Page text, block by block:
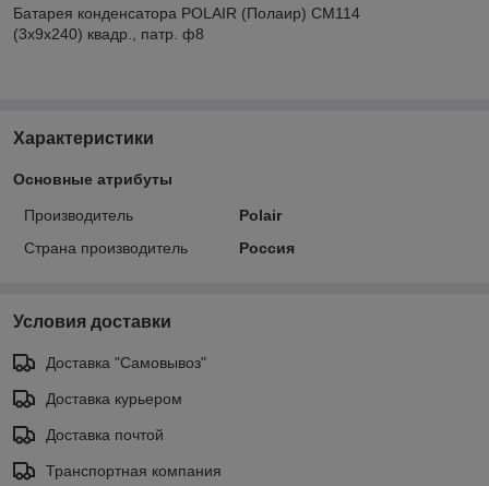
Батарея конденсатора POLAIR (Полаир) CM114
(3х9х240) квадр., патр. ф8
Характеристики
Основные атрибуты
Производитель
Polair
Страна производитель
Россия
Условия доставки
Доставка "Самовывоз"
Доставка курьером
Доставка почтой
Транспортная компания